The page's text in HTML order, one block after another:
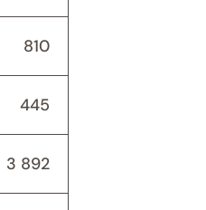
810
445
3 892